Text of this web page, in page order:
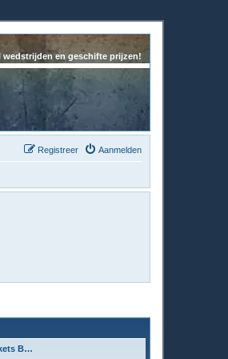
wedstrijden en geschifte prijzen!
Aanmelden
Registreer
B…